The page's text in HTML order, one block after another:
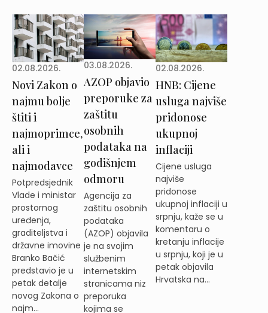
02.08.2026.
Novi Zakon o
najmu bolje
štiti i
najmoprimce,
ali i
najmodavce
Potpredsjednik
Vlade i ministar
prostornog
uređenja,
graditeljstva i
državne imovine
Branko Bačić
predstavio je u
petak detalje
novog Zakona o
najm...
03.08.2026.
AZOP objavio
preporuke za
zaštitu
osobnih
podataka na
godišnjem
odmoru
Agencija za
zaštitu osobnih
podataka
(AZOP) objavila
je na svojim
službenim
internetskim
stranicama niz
preporuka
kojima se
02.08.2026.
HNB: Cijene
usluga najviše
pridonose
ukupnoj
inflaciji
Cijene usluga
najviše
pridonose
ukupnoj inflaciji u
srpnju, kaže se u
komentaru o
kretanju inflacije
u srpnju, koji je u
petak objavila
Hrvatska na...